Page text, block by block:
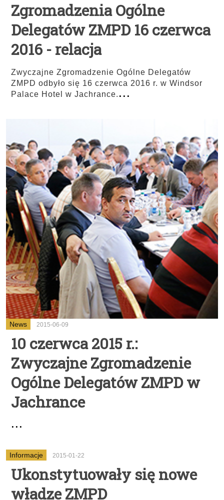
Zgromadzenia Ogólne
Delegatów ZMPD 16 czerwca
2016 - relacja
Zwyczajne Zgromadzenie Ogólne Delegatów
ZMPD odbyło się 16 czerwca 2016 r. w Windsor
Palace Hotel w Jachrance....
News 2015-06-09
10 czerwca 2015 r.:
Zwyczajne Zgromadzenie
Ogólne Delegatów ZMPD w
Jachrance
...
Informacje 2015-01-22
Ukonstytuowały się nowe
władze ZMPD